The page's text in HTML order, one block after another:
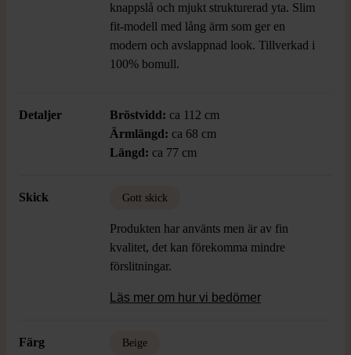
knappslå och mjukt strukturerad yta. Slim
fit-modell med lång ärm som ger en
modern och avslappnad look. Tillverkad i
100% bomull.
Detaljer Bröstvidd: ca 112 cm
Ärmlängd: ca 68 cm
Längd: ca 77 cm
Skick Gott skick
Produkten har använts men är av fin
kvalitet, det kan förekomma mindre
förslitningar.
Läs mer om hur vi bedömer
Färg Beige